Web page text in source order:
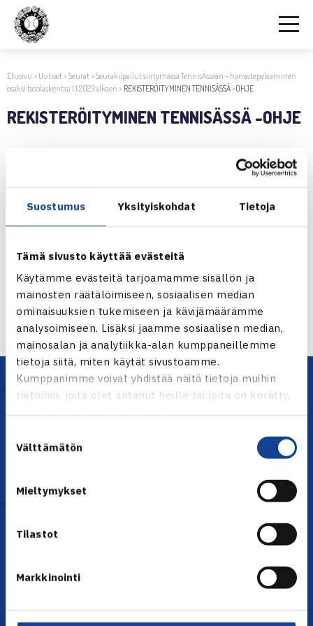
Suostumus Yksityiskohdat Tietoja
Tämä sivusto käyttää evästeitä
Käytämme evästeitä tarjoamamme sisällön ja
mainosten räätälöimiseen, sosiaalisen median
ominaisuuksien tukemiseen ja kävijämäärämme
analysoimiseen. Lisäksi jaamme sosiaalisen median,
mainosalan ja analytiikka-alan kumppaneillemme
tietoja siitä, miten käytät sivustoamme.
Kumppanimme voivat yhdistää näitä tietoja muihin
tietoihin, joita olet antanut heille tai joita on kerätty,
valinta
Välttämätön
Mieltymykset
Tilastot
Markkinointi
Etusivu > Uutiset>Seurat>Seurakilpailut siirtymässä TennisÄssään – harrastepelaaminen
osaksi tasolaskentaa 1.1.2023 alkaen > REKISTERÖITYMINEN TENNISÄSSÄ -OHJE
REKISTERÖITYMINEN TENNISÄSSÄ -OHJE
Jaa:
← Edellinen
Lataa OmaTennis!
Puh. 010 574 3959
Muina aikoina olkaa yhteydessä
KAIKKI YHTEYSTIEDOT →